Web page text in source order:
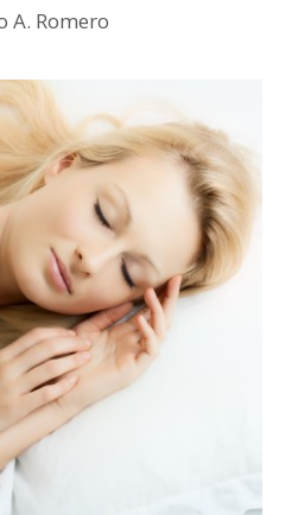
A. Romero